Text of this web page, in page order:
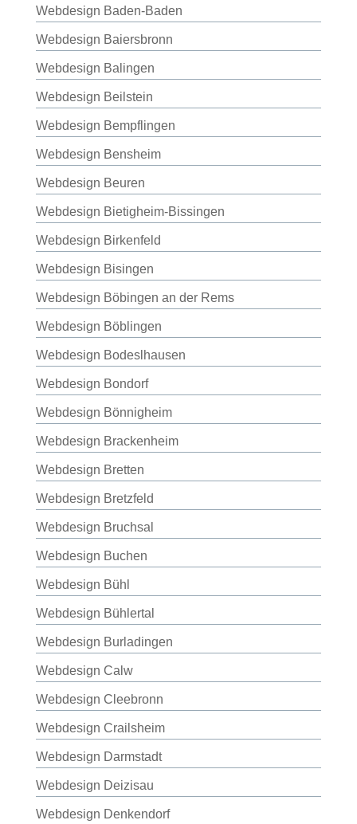
Webdesign Baden-Baden
Webdesign Baiersbronn
Webdesign Balingen
Webdesign Beilstein
Webdesign Bempflingen
Webdesign Bensheim
Webdesign Beuren
Webdesign Bietigheim-Bissingen
Webdesign Birkenfeld
Webdesign Bisingen
Webdesign Böbingen an der Rems
Webdesign Böblingen
Webdesign Bodeslhausen
Webdesign Bondorf
Webdesign Bönnigheim
Webdesign Brackenheim
Webdesign Bretten
Webdesign Bretzfeld
Webdesign Bruchsal
Webdesign Buchen
Webdesign Bühl
Webdesign Bühlertal
Webdesign Burladingen
Webdesign Calw
Webdesign Cleebronn
Webdesign Crailsheim
Webdesign Darmstadt
Webdesign Deizisau
Webdesign Denkendorf